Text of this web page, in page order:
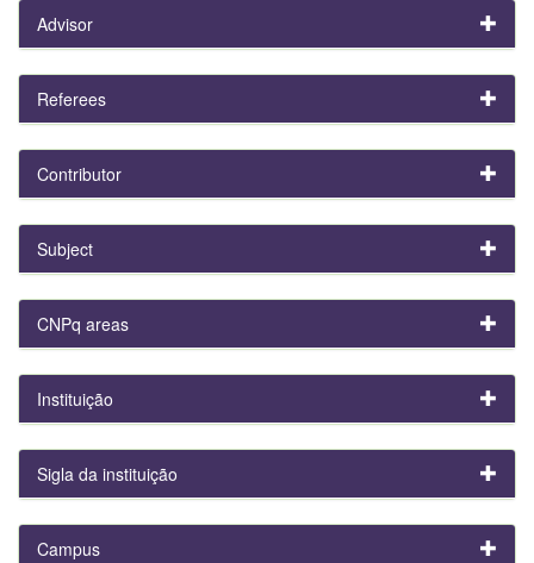
Advisor
Referees
Contributor
Subject
CNPq areas
Instituição
Sigla da instituição
Campus